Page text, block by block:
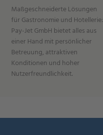
Maßgeschneiderte Lösungen
für Gastronomie und Hotellerie:
Pay-Jet GmbH bietet alles aus
einer Hand mit persönlicher
Betreuung, attraktiven
Konditionen und hoher
Nutzerfreundlichkeit.